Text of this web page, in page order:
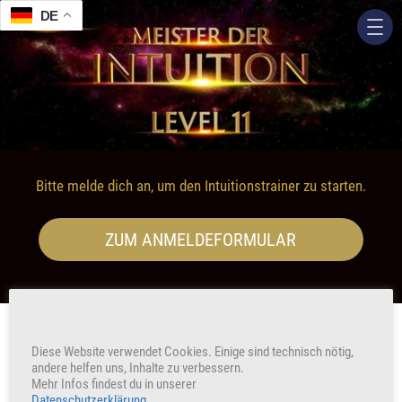
Bitte melde dich an, um den Intuitionstrainer zu starten.
ZUM ANMELDEFORMULAR
Diese Website verwendet Cookies. Einige sind technisch nötig,
andere helfen uns, Inhalte zu verbessern.
Mehr Infos findest du in unserer
DE